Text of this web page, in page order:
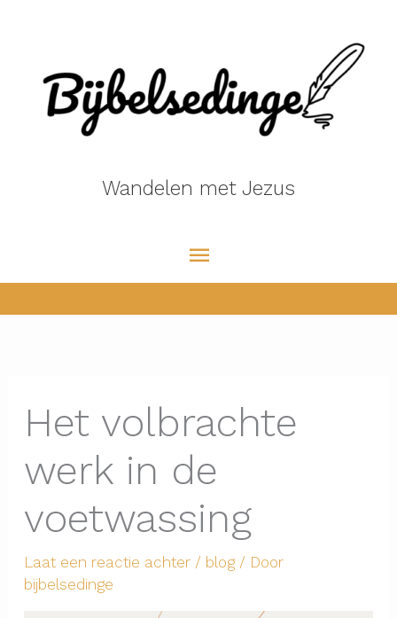
inhoud
Wandelen met Jezus
Hoofdmenu
Het volbrachte
werk in de
voetwassing
Laat een reactie achter / blog/ Door
bijbelsedinge